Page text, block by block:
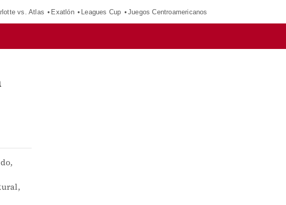
vs. Atlas Exatlón Leagues Cup Juegos Centroamericanos